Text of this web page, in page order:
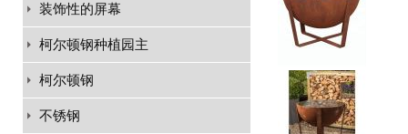
装饰性的屏幕
柯尔顿钢种植园主
柯尔顿钢
不锈钢